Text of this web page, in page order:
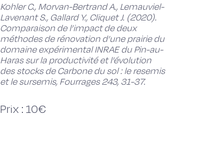
Kohler C., Morvan-Bertrand A., Lemauviel-
Lavenant S., Gallard Y., Cliquet J. (2020).
Comparaison de l’impact de deux
méthodes de rénovation d’une prairie du
domaine expérimental INRAE du Pin-au-
Haras sur la productivité et l’évolution
des stocks de Carbone du sol : le resemis
et le sursemis, Fourrages 243, 31-37.
Prix : 10€